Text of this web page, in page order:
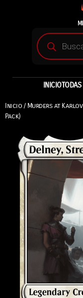
INICIOTODAS
Inicio / Murders at
Pack)